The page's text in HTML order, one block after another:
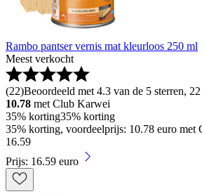
Rambo pantser vernis mat kleurloos 250 ml
Meest verkocht
(22)Beoordeeld met 4.3 van de 5 sterren,
10.78 met Club Karwei
35% korting35% korting
35% korting, voordeelprijs: 10.78 euro met
16.59
Prijs: 16.59 euro